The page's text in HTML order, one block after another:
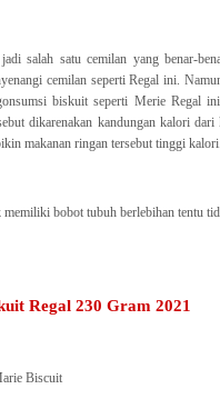
salah satu cemilan yang benar-
cemilan seperti Regal ini.
biskuit seperti Merie Regal
dikarenakan kandungan kalori
makanan ringan tersebut tinggi kalori.
memiliki bobot tubuh berlebihan tentu
Regal 230 Gram 2021
Biscuit